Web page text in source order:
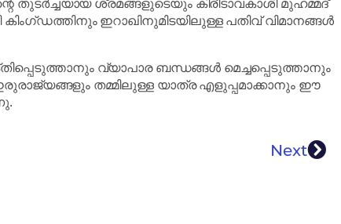
ഇറാഖിനുമിടയിലുള്ള പതിവ് വിമാനങ്ങൾ
വ്യാപാര ബന്ധങ്ങൾ മെച്ചപ്പെടുത്താനും
തമ്മിലുള്ള യാത്ര എളുപ്പമാക്കാനും ഈ
Next